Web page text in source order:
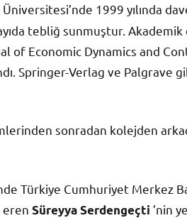
Üniversitesi’nde 1999 yılında
tebliğ sunmuştur.
of Economic Dynamics and
Springer-Verlag ve Palgrave
sonradan kolejden
Türkiye Cumhuriyet Merkez
eren Süreyya Serdengeçti ’nin